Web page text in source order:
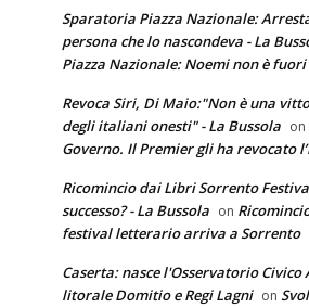
Sparatoria Piazza Nazionale:
persona che lo nascondeva - La
Piazza Nazionale: Noemi non è
Revoca Siri, Di Maio:"Non è una
degli italiani onesti" - La Bussola on
Governo. Il Premier gli ha revocato
Ricomincio dai Libri Sorrento
successo? - La Bussola on
festival letterario arriva a Sorrento
Caserta: nasce l'Osservatorio Civico
litorale Domitio e Regi Lagni on